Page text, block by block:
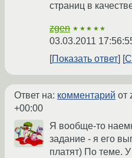
страниц в
zgen ★★★★★
03.03.2011
Показать ответ
Ответ на: комментарий от
+00:00
Я вообще-то
задание - я его
платят) По теме.